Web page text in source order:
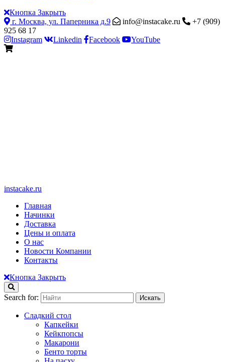
Кнопка Закрыть
г. Москва, ул. Паперника д.9
info@instacake.ru
+7 (909)
925 68 17
Instagram
Linkedin Facebook YouTube
instacake.ru
Главная
Начинки
Доставка
Цены и оплата
О нас
Новости Компании
Контакты
Кнопка Закрыть
Search for:
Сладкий стол
Капкейки
Кейкпопсы
Макарони
Бенто торты